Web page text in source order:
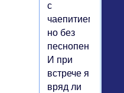
с
чаепитием,
но без
песнопений.
И при
встрече я
вряд ли